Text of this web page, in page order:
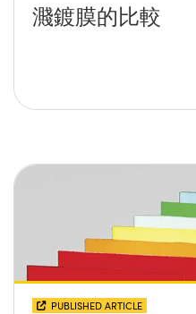
濺鍍膜的比較
PUBLISHED ARTICLE